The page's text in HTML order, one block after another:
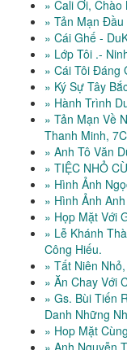
» Cali Ơi,
» Tản Mạn
» Cái Ghế -
» Lớp Tôi .-
» Cái Tôi Đáng
» Ký Sự Tây
» Hành Trình
» Tản Mạn Về
Thanh Minh,
» Anh Tô Văn
» TIỆC NHỎ
» Hình Ảnh
» Hình Ảnh
» Họp Mặt Với
» Lễ Khánh
Công Hiếu.
» Tất Niên
» Ăn Chay Với
» Gs. Bùi Tiến
Danh Những
» Hop Mặt